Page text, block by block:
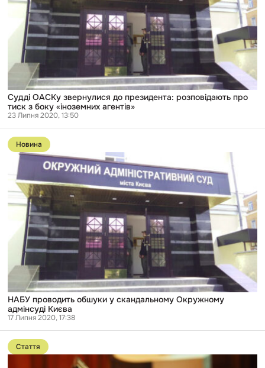
розповідають
тиск
боку
«іноземних
агентів»
Судді ОАСКу звернулися до президента: розповідають про
тиск з боку «іноземних агентів»
23 Липня 2020, 13:50
Перейти
до
публікації
НАБУ
проводить
обшуки
скандальному
Окружному
адмінсуді
Києва
Новина
НАБУ проводить обшуки у скандальному Окружному
адмінсуді Києва
17 Липня 2020, 17:38
Перейти
до
публікації
Стаття